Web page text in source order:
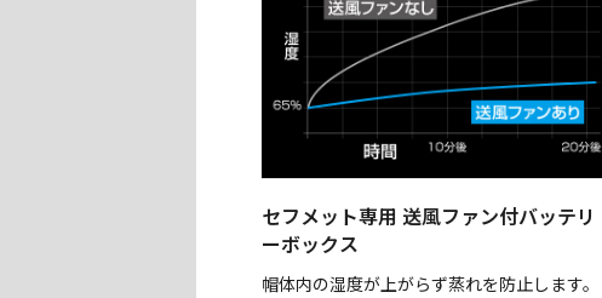
セフメット専用 送風ファン付バッテリ
ーボックス
帽体内の湿度が上がらず蒸れを防止します。